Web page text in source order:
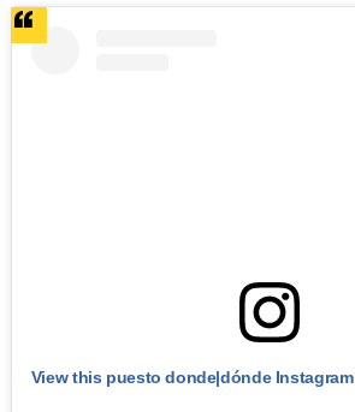
View this puesto donde|dónde Instagram